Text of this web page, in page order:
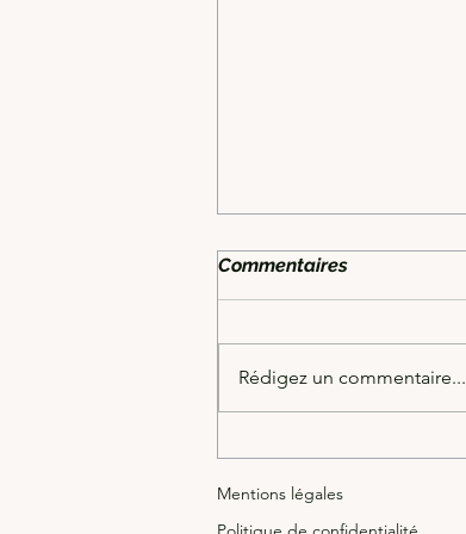
Énergétique (DPE)
Commentaires
Rédigez un commentaire...
Mentions légales